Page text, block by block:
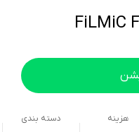
FiLMiC
هزینه دسته بندی